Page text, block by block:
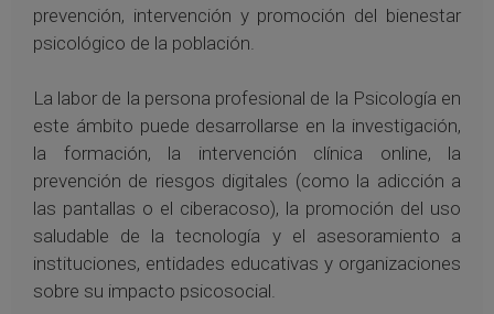
prevención, intervención y promoción del bienestar
psicológico de la población.
La labor de la persona profesional de la Psicología en
este ámbito puede desarrollarse en la investigación,
la formación, la intervención clínica online, la
prevención de riesgos digitales (como la adicción a
las pantallas o el ciberacoso), la promoción del uso
saludable de la tecnología y el asesoramiento a
instituciones, entidades educativas y organizaciones
sobre su impacto psicosocial.